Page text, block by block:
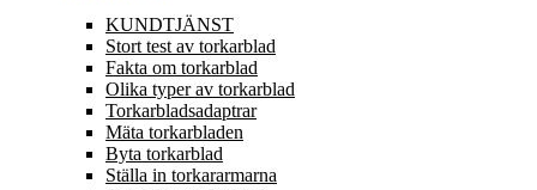
KUNDTJÄNST
Stort test av torkarblad
Fakta om torkarblad
Olika typer av torkarblad
Torkarbladsadaptrar
Mäta torkarbladen
Byta torkarblad
Ställa in torkararmarna